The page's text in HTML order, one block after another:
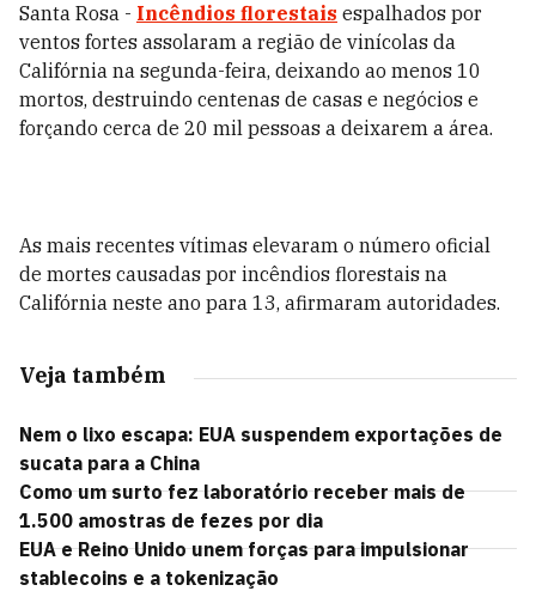
Santa Rosa - Incêndios florestais espalhados por
ventos fortes assolaram a região de vinícolas da
Califórnia na segunda-feira, deixando ao menos 10
mortos, destruindo centenas de casas e negócios e
forçando cerca de 20 mil pessoas a deixarem a área.
As mais recentes vítimas elevaram o número oficial
de mortes causadas por incêndios florestais na
Califórnia neste ano para 13, afirmaram autoridades.
Veja também
Nem o lixo escapa: EUA suspendem exportações de
sucata para a China
Como um surto fez laboratório receber mais de
1.500 amostras de fezes por dia
EUA e Reino Unido unem forças para impulsionar
stablecoins e a tokenização